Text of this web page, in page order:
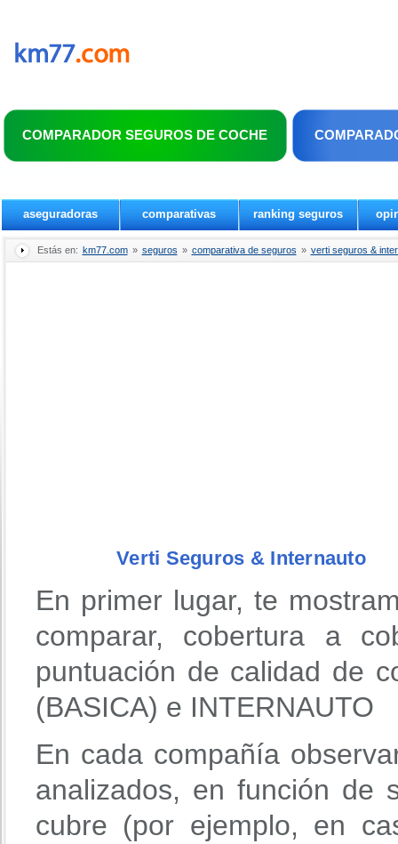
COMPARADOR SEGUROS DE COCHE
aseguradoras comparativas ranking seguros
Estás en: km77.com » seguros » comparativa de seguros » verti seguros &
Verti Seguros & Internauto
En primer lugar, te
comparar, cobertura a
puntuación de calidad de
(BASICA) e INTERNAUTO
En cada compañía
analizados, en función de
cubre (por ejemplo, en